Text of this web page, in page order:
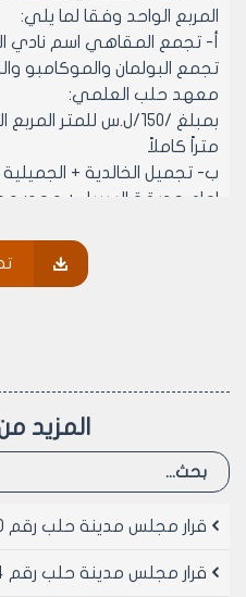
المربع الواحد وفقا لما يلي:
‌أ- تجمع المقاهي اسم نادي
تجمع البولمان والموكامبو
معهد حلب العلمي:
بمبلغ /150/ل.س للمتر
متراً كاملاً
‌ب- تجميل الخالدية +
امام حديقة السبيل + محور
مادة 2- لا يجوز تسقيف
رئيس
المهندس
المزيد
قرار مجلس مدينة حلب رقم 10 لعام 2021
قرار مجلس مدينة حلب رقم 14 لعام 2021